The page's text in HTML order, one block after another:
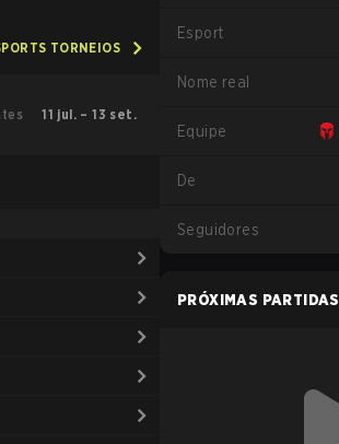
TORNEIOS
11 jul. – 13 set.
Esport
Nome real
Equipe
De
Seguidores
PRÓXIMAS PARTIDAS